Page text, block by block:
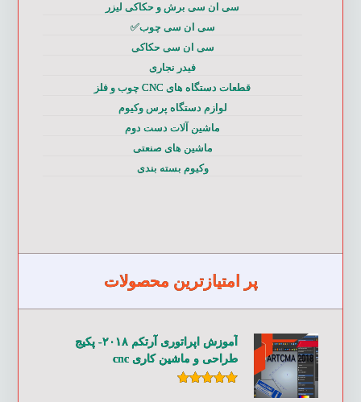
سی ان سی برش و حکاکی لیزر
سی ان سی چوب✅
سی ان سی حکاکی
فیدر نجاری
قطعات دستگاه های CNC چوب و فلز
لوازم دستگاه پرس وکیوم
ماشین آلات دست دوم
ماشین های صنعتی
وکیوم بسته بندی
پر امتیازترین محصولات
آموزش اپراتوری آرتکم ۲۰۱۸- پکیج
طراحی و ماشین کاری cnc